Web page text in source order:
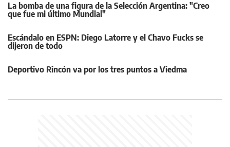
La bomba de una figura de la Selección Argentina: "Creo
que fue mi último Mundial"
Escándalo en ESPN: Diego Latorre y el Chavo Fucks se
dijeron de todo
Deportivo Rincón va por los tres puntos a Viedma